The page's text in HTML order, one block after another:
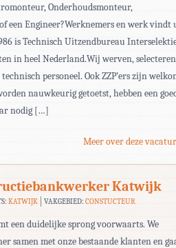
Onderhoudsmonteur,
een Engineer?Werknemers en werk vindt
is Technisch Uitzendbureau
in heel Nederland.Wij werven,
personeel. Ook ZZP’ers zijn
nauwkeurig getoetst, hebben een
nodig […]
Meer over deze
Katwijk
KATWIJK VAKGEBIED:CONSTUCTEUR
een duidelijke sprong voorwaarts. We
samen met onze bestaande klanten en